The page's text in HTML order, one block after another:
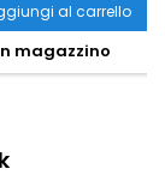
al carrello
magazzino